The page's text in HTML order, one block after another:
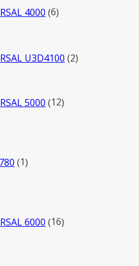
4000 6товаров
U3D4100 22
5000 12товаров
1товар
6000 16товаров